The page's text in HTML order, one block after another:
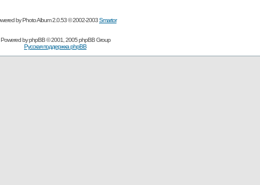
by Photo Album 2.0.53 © 2002-2003Smartor
Powered byphpBB© 2001, 2005 phpBB Group
Русская поддержка phpBB